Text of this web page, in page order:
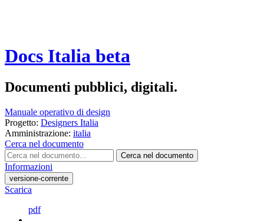
Docs Italia beta
Documenti pubblici, digitali.
Manuale operativo di design
Progetto: Designers Italia
Amministrazione: italia
Cerca nel documento
Cerca nel documento
Informazioni
versione-corrente
Scarica
pdf